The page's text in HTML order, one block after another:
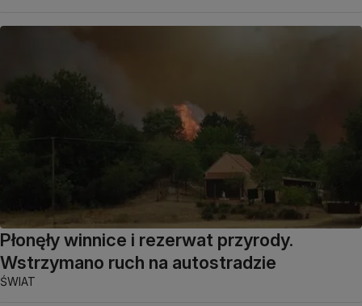
Płonęły winnice i rezerwat przyrody.
Wstrzymano ruch na autostradzie
ŚWIAT